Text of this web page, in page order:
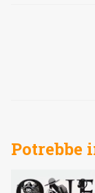
Potrebbe